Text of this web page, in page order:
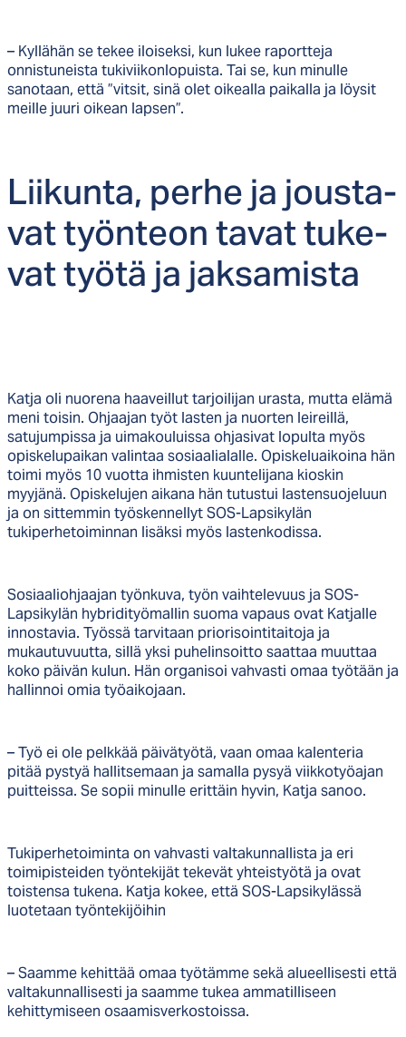
– Kyllähän se tekee iloiseksi, kun lukee raportteja
onnistuneista tukiviikonlopuista. Tai se, kun minulle
sanotaan, että ”vitsit, sinä olet oikealla paikalla ja löysit
meille juuri oikean lapsen”.
Lii­kun­ta, per­he ja jous­ta­
vat työn­teon ta­vat tu­ke­
vat työ­tä ja jak­sa­mis­ta
Katja oli nuorena haaveillut tarjoilijan urasta, mutta elämä
meni toisin. Ohjaajan työt lasten ja nuorten leireillä,
satujumpissa ja uimakouluissa ohjasivat lopulta myös
opiskelupaikan valintaa sosiaalialalle. Opiskeluaikoina hän
toimi myös 10 vuotta ihmisten kuuntelijana kioskin
myyjänä. Opiskelujen aikana hän tutustui lastensuojeluun
ja on sittemmin työskennellyt SOS-Lapsikylän
tukiperhetoiminnan lisäksi myös lastenkodissa.
Sosiaaliohjaajan työnkuva, työn vaihtelevuus ja SOS-
Lapsikylän hybridityömallin suoma vapaus ovat Katjalle
innostavia. Työssä tarvitaan priorisointitaitoja ja
mukautuvuutta, sillä yksi puhelinsoitto saattaa muuttaa
koko päivän kulun. Hän organisoi vahvasti omaa työtään ja
hallinnoi omia työaikojaan.
– Työ ei ole pelkkää päivätyötä, vaan omaa kalenteria
pitää pystyä hallitsemaan ja samalla pysyä viikkotyöajan
puitteissa. Se sopii minulle erittäin hyvin, Katja sanoo.
Tukiperhetoiminta on vahvasti valtakunnallista ja eri
toimipisteiden työntekijät tekevät yhteistyötä ja ovat
toistensa tukena. Katja kokee, että SOS-Lapsikylässä
luotetaan työntekijöihin
– Saamme kehittää omaa työtämme sekä alueellisesti että
valtakunnallisesti ja saamme tukea ammatilliseen
kehittymiseen osaamisverkostoissa.